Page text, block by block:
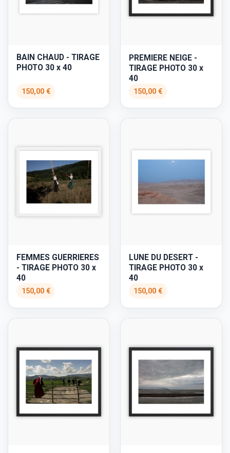
BAIN CHAUD - TIRAGE
PHOTO 30 x 40
150,00 €
PREMIERE NEIGE -
TIRAGE PHOTO 30 x
40
150,00 €
FEMMES GUERRIERES
- TIRAGE PHOTO 30 x
40
150,00 €
LUNE DU DESERT -
TIRAGE PHOTO 30 x
40
150,00 €